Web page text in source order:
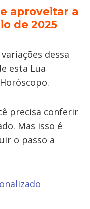
aproveitar a
de 2025
dessa
esta Lua
precisa conferir
Mas isso é
o passo a